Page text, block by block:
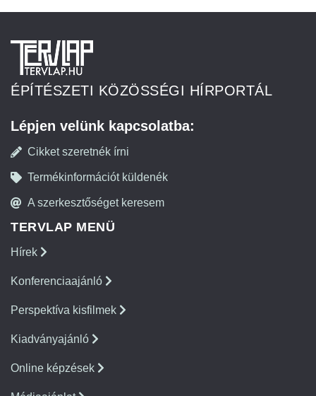
ÉPÍTÉSZETI KÖZÖSSÉGI HÍRPORTÁL
Lépjen velünk kapcsolatba:
Cikket szeretnék írni
Termékinformációt küldenék
A szerkesztőséget keresem
TERVLAP MENÜ
Hírek
Konferenciaajánló
Perspektíva kisfilmek
Kiadványajánló
Online képzések